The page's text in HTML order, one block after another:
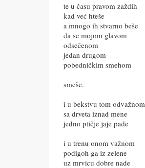
te u času pravom zaždih
kad već hteše
a mnogo ih stvarno beše
da se mojom glavom
odsečenom
jedan drugom
pobedničkim smehom
smeše.
i u bekstvu tom odvažnom
sa drveta iznad mene
jedno ptičje jaje pade
i u trenu onom važnom
podigoh ga iz zelene
uz mrvicu dobre nade